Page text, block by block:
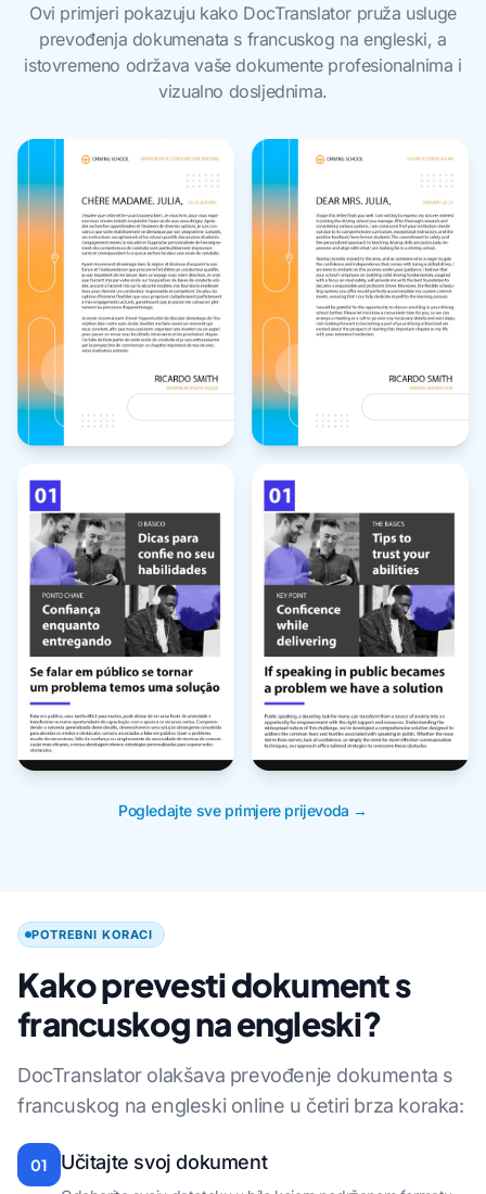
Ovi primjeri pokazuju kako DocTranslator pruža usluge
prevođenja dokumenata s francuskog na engleski, a
istovremeno održava vaše dokumente profesionalnima i
vizualno dosljednima.
Pogledajte sve primjere prijevoda →
POTREBNI KORACI
Kako prevesti dokument s
francuskog na engleski?
DocTranslator olakšava prevođenje dokumenta s
francuskog na engleski online u četiri brza koraka:
01 Učitajte svoj dokument